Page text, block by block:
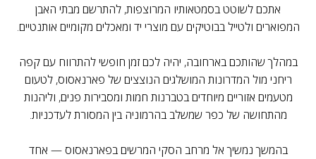
אתכם לשוטט בסמטאותיו המרוצפות, להתרשם מבתי האבן
המפוארים ולטייל בבוטיקים עם מוצרי יד ומאכלים מקומיים אותנטיים.
במהלך שהותכם בארחובה, יהיה לכם זמן חופשי להתרווח עם קפה
ריחני מול המדרונות המושלגים הנוצצים של פארנאסוס, לטעום
מטעמים אזוריים מיוחדים בטברנות חמות ומסבירות פנים, וליהנות
מהתחושה של כפר שמשלב בהרמוניה בין המסורת לעדכניות.
בהמשך נמשיך אל מרחב הסקי המרשים בפארנאסוס — אחד